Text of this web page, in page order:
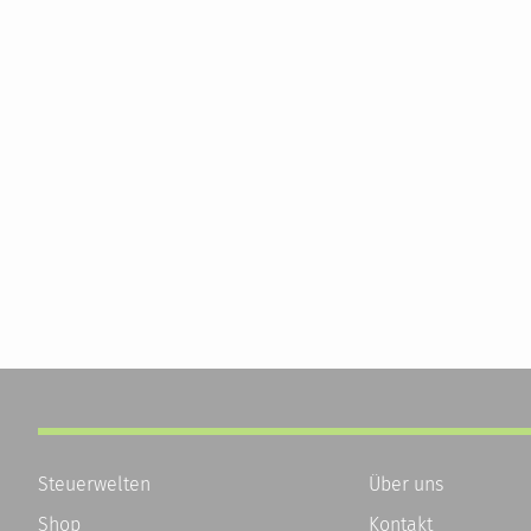
Steuerwelten
Shop
Über uns
Kontakt